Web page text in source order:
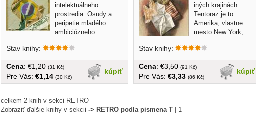
intelektuálneho
prostredia. Osudy a
peripetie mladého
ambiciózneho...
Stav knihy:
kúpiť
Cena: €1,20 (31 Kč)
Pre Vás: €1,14 (30 Kč)
iných krajinách.
Tentoraz je to
Amerika, vlastne
mesto New York,
Stav knihy:
kúpiť
Cena: €3,50 (91 Kč)
Pre Vás: €3,33 (86 Kč)
celkem 2 knih v sekci RETRO
Zobraziť ďalšie knihy v sekcii -> RETRO podla pismena T | 1